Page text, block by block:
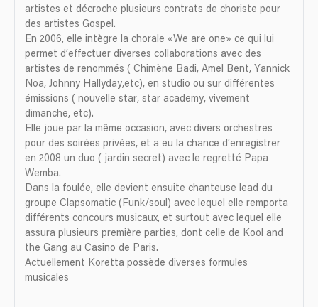
artistes et décroche plusieurs contrats de choriste pour
des artistes Gospel.
En 2006, elle intègre la chorale «We are one» ce qui lui
permet d’effectuer diverses collaborations avec des
artistes de renommés ( Chimène Badi, Amel Bent, Yannick
Noa, Johnny Hallyday,etc), en studio ou sur différentes
émissions ( nouvelle star, star academy, vivement
dimanche, etc).
Elle joue par la même occasion, avec divers orchestres
pour des soirées privées, et a eu la chance d’enregistrer
en 2008 un duo ( jardin secret) avec le regretté Papa
Wemba.
Dans la foulée, elle devient ensuite chanteuse lead du
groupe Clapsomatic (Funk/soul) avec lequel elle remporta
différents concours musicaux, et surtout avec lequel elle
assura plusieurs première parties, dont celle de Kool and
the Gang au Casino de Paris.
Actuellement Koretta possède diverses formules
musicales